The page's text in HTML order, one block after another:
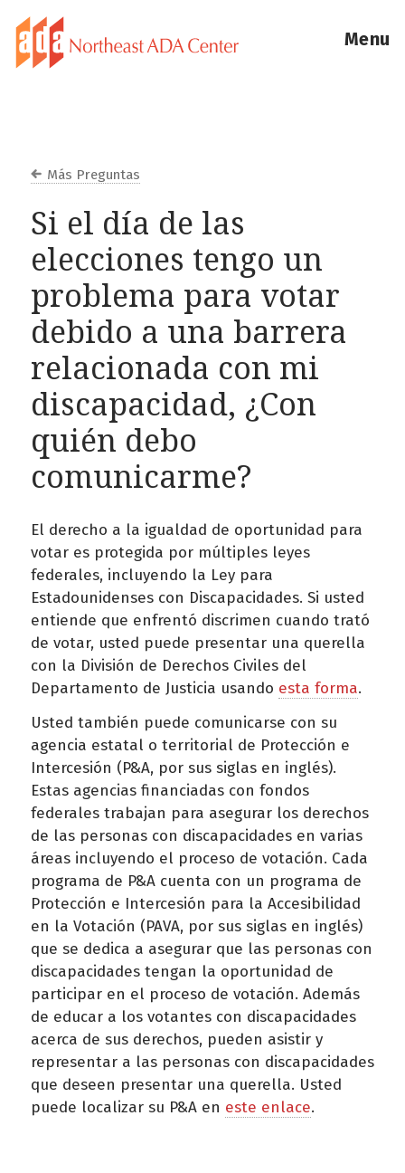
Menu
Más Preguntas
Si el día de las
elecciones tengo un
problema para votar
debido a una barrera
relacionada con mi
discapacidad, ¿Con
quién debo
comunicarme?
El derecho a la igualdad de oportunidad para
votar es protegida por múltiples leyes
federales, incluyendo la Ley para
Estadounidenses con Discapacidades. Si usted
entiende que enfrentó discrimen cuando trató
de votar, usted puede presentar una querella
con la División de Derechos Civiles del
Departamento de Justicia usando esta forma.
Usted también puede comunicarse con su
agencia estatal o territorial de Protección e
Intercesión (P&A, por sus siglas en inglés).
Estas agencias financiadas con fondos
federales trabajan para asegurar los derechos
de las personas con discapacidades en varias
áreas incluyendo el proceso de votación. Cada
programa de P&A cuenta con un programa de
Protección e Intercesión para la Accesibilidad
en la Votación (PAVA, por sus siglas en inglés)
que se dedica a asegurar que las personas con
discapacidades tengan la oportunidad de
participar en el proceso de votación. Además
de educar a los votantes con discapacidades
acerca de sus derechos, pueden asistir y
representar a las personas con discapacidades
que deseen presentar una querella. Usted
puede localizar su P&A en este enlace.